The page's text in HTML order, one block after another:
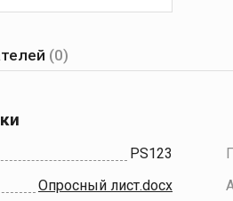
(0)
PS123
Опросный лист.docx